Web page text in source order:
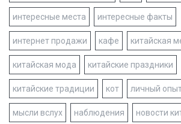
интересные места интересные факты
интернет продажи кафе китайская
китайская мода китайские праздники
китайские традиции кот личный
мысли вслух наблюдения новости